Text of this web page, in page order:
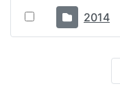
2014